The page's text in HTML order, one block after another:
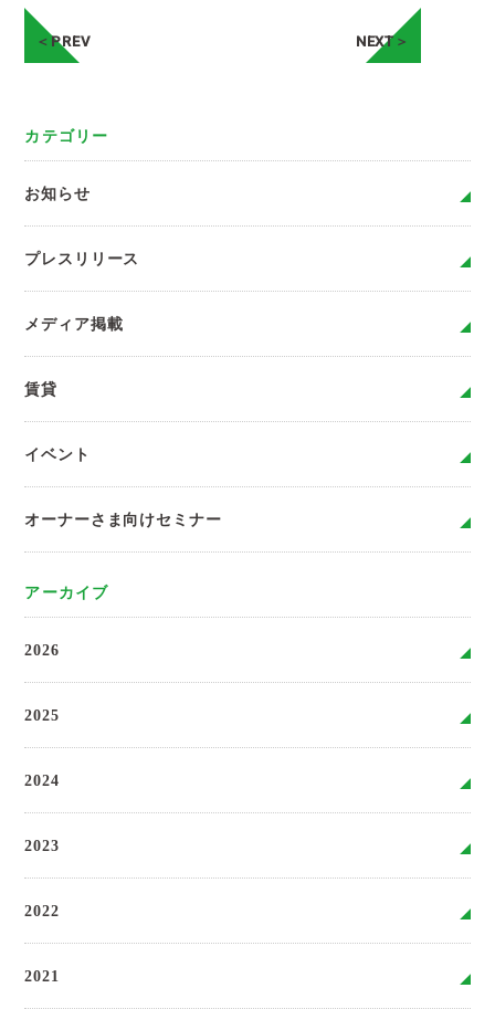
＜PREV NEXT＞
カテゴリー
お知らせ
プレスリリース
メディア掲載
賃貸
イベント
オーナーさま向けセミナー
アーカイブ
2026
2025
2024
2023
2022
2021